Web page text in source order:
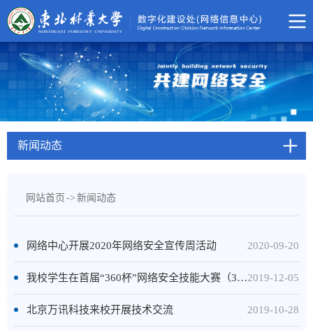
新闻动态
网站首页 -> 新闻动态
2020-09-20
网络中心开展2020年网络安全宣传周活动
2019-12-05
我校学生在首届“360杯”网络安全技能大赛（3CTF）全国总决赛中喜获佳绩
2019-10-28
北京万讯科技来校开展技术交流